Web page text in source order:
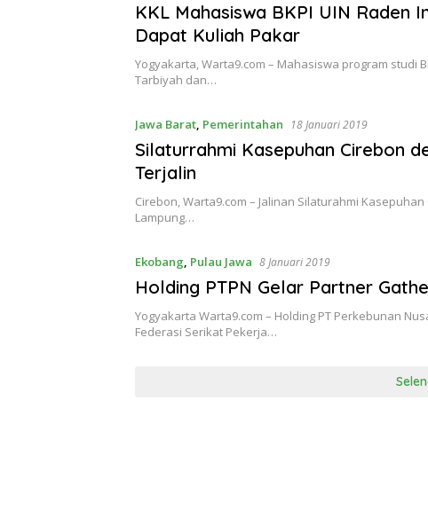
KKL Mahasiswa BKPI UIN Raden
Dapat Kuliah Pakar
Yogyakarta, Warta9.com – Mahasiswa program studi
Tarbiyah dan…
Jawa Barat, Pemerintahan 18 Januari 2019
Silaturrahmi Kasepuhan Cirebon
Terjalin
Cirebon, Warta9.com – Jalinan Silaturahmi
Lampung…
Ekobang, Pulau Jawa 8 Januari 2019
Holding PTPN Gelar Partner
Yogyakarta Warta9.com – Holding PT Perkebunan
Federasi Serikat Pekerja…